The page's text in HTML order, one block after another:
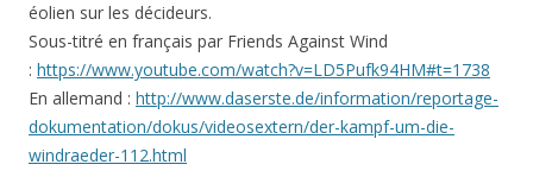
éolien sur les décideurs.
Sous-titré en français par Friends Against Wind
: https://www.youtube.com/watch?v=LD5Pufk94HM#t=1738
En allemand : http://www.daserste.de/information/reportage-
dokumentation/dokus/videosextern/der-kampf-um-die-
windraeder-112.html